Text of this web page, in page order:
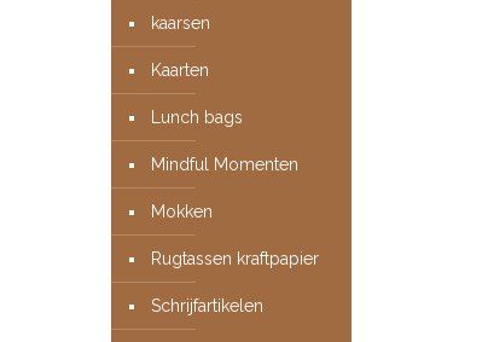
kaarsen
Kaarten
Lunch bags
Mindful Momenten
Mokken
Rugtassen kraftpapier
Schrijfartikelen